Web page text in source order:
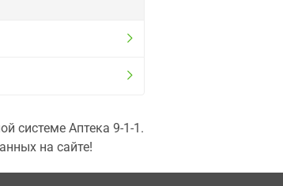
системе Аптека 9-1-1.
на сайте!